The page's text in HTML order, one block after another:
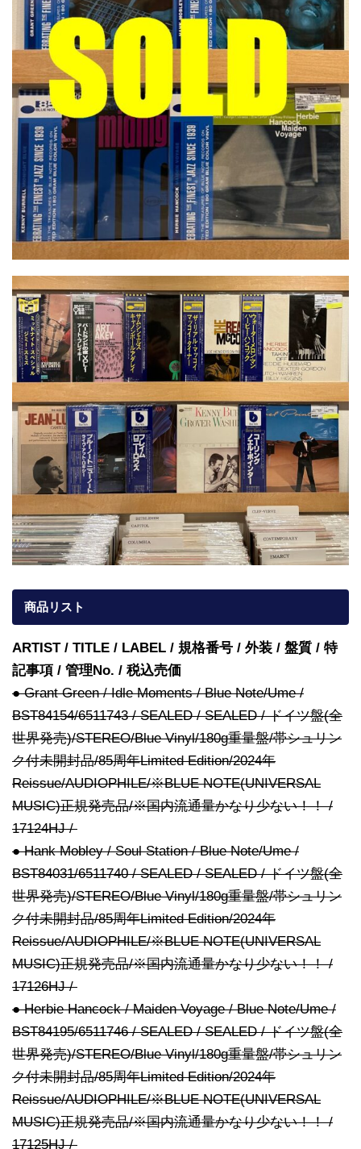
商品リスト
ARTIST / TITLE / LABEL / 規格番号 / 外装 / 盤質 / 特
記事項 / 管理No. / 税込売価
● Grant Green / Idle Moments / Blue Note/Ume /
BST84154/6511743 / SEALED / SEALED / ドイツ盤(全
世界発売)/STEREO/Blue Vinyl/180g重量盤/帯シュリン
ク付未開封品/85周年Limited Edition/2024年
Reissue/AUDIOPHILE/※BLUE NOTE(UNIVERSAL
MUSIC)正規発売品/※国内流通量かなり少ない！！ /
17124HJ /
● Hank Mobley / Soul Station / Blue Note/Ume /
BST84031/6511740 / SEALED / SEALED / ドイツ盤(全
世界発売)/STEREO/Blue Vinyl/180g重量盤/帯シュリン
ク付未開封品/85周年Limited Edition/2024年
Reissue/AUDIOPHILE/※BLUE NOTE(UNIVERSAL
MUSIC)正規発売品/※国内流通量かなり少ない！！ /
17126HJ /
● Herbie Hancock / Maiden Voyage / Blue Note/Ume /
BST84195/6511746 / SEALED / SEALED / ドイツ盤(全
世界発売)/STEREO/Blue Vinyl/180g重量盤/帯シュリン
ク付未開封品/85周年Limited Edition/2024年
Reissue/AUDIOPHILE/※BLUE NOTE(UNIVERSAL
MUSIC)正規発売品/※国内流通量かなり少ない！！ /
17125HJ /